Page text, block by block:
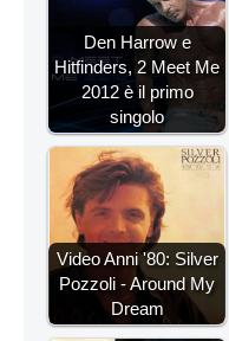
Den Harrow e
Hitfinders, 2 Meet Me
2012 è il primo
singolo
Video Anni '80: Silver
Pozzoli - Around My
Dream